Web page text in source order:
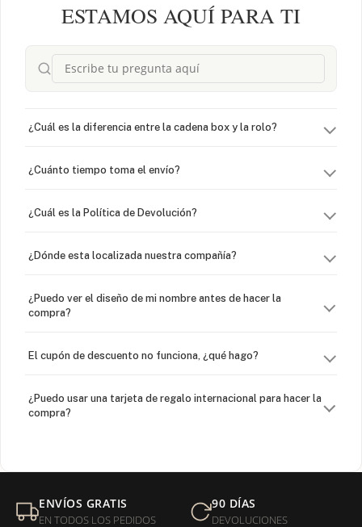
ESTAMOS AQUÍ PARA TI
¿Cuál es la diferencia entre la cadena box y la rolo?
¿Cuánto tiempo toma el envío?
¿Cuál es la Política de Devolución?
¿Dónde esta localizada nuestra compañía?
¿Puedo ver el diseño de mi nombre antes de hacer la
compra?
El cupón de descuento no funciona, ¿qué hago?
¿Puedo usar una tarjeta de regalo internacional para hacer la
compra?
Mi orden fue devuelta por USPS, ¿qué hago para que sea
entregada?
ENVÍOS GRATIS
EN TODOS LOS PEDIDOS
90 DÍAS
DEVOLUCIONES